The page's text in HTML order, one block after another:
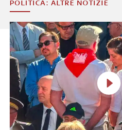
POLITICA: ALTRE NOTIZIE